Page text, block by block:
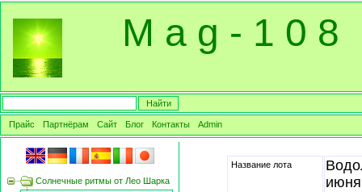
Название лота
июня
Солнечные ритмы от Лео Шарка
M a g - 1 0 8
Прайс Партнёрам Сайт Блог Контакты Admin